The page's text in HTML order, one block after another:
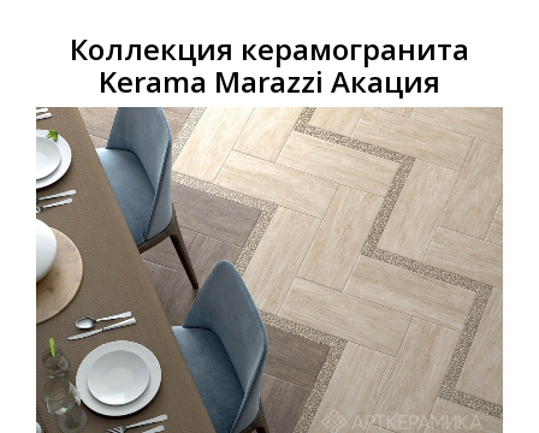
Коллекция керамогранита
Kerama Marazzi Акация